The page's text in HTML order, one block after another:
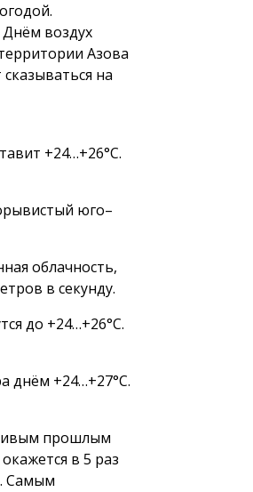
воздух
Азова
на
+24…+26°С.
юго–
облачность,
в секунду.
до +24…+26°С.
днём +24…+27°С.
прошлым
в 5 раз
Самым